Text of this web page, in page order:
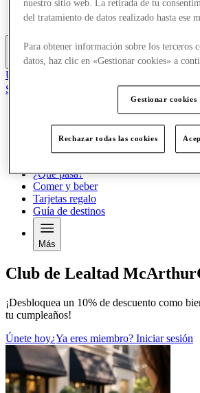
Tarjetas regalo
Guía de destinos
Más
Únete al Club
Salvado
Tiendas
Ofertas
Planifica tu visita
¿Qué pasa?
Comer y beber
Tarjetas regalo
Guía de destinos
Más
Club de Lealtad
¡Desbloquea un 10% de descuento como
tu cumpleaños!
Únete hoy¿Ya eres miembro? Iniciar sesión
nuestro sitio web. La retirada de tu
del tratamiento de datos realizado hasta ese
Para obtener información sobre los terceros
datos, haz clic en «Gestionar cookies» a
Gestionar cookies
Rechazar todas las cookies